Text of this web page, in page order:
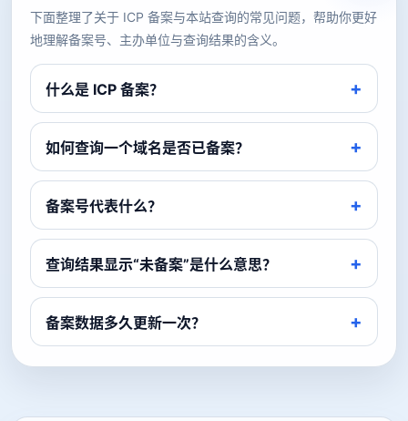
下面整理了关于 ICP 备案与本站查询的常见问题，帮助你更好
地理解备案号、主办单位与查询结果的含义。
什么是 ICP 备案？
如何查询一个域名是否已备案？
备案号代表什么？
查询结果显示“未备案”是什么意思？
备案数据多久更新一次？